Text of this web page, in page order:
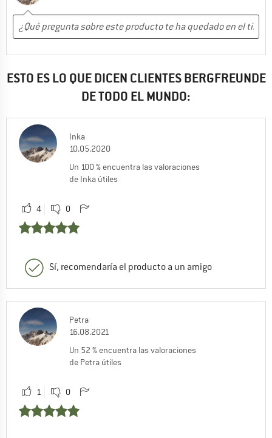
ESTO ES LO QUE DICEN CLIENTES BERGFREUNDE
DE TODO EL MUNDO:
Inka
10.05.2020
Un 100 % encuentra las valoraciones
de Inka útiles
4 0
Sí, recomendaría el producto a un amigo
Petra
16.08.2021
Un 52 % encuentra las valoraciones
de Petra útiles
1 0